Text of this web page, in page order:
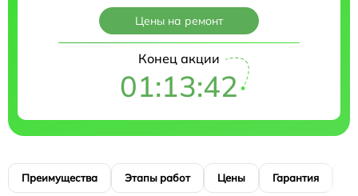
Цены на ремонт
Конец акции
01:13:41
Преимущества Этапы работ Цены Гарантия